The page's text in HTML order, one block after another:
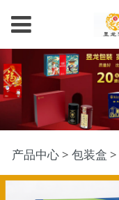
包装盒
产品中心> 包装盒 >